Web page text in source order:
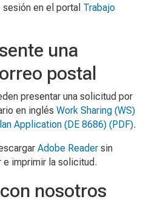
sesión en el portal Trabajo
una
postal
presentar una solicitud por
en inglés Work Sharing (WS)
Application (DE 8686) (PDF).
Adobe Reader sin
e imprimir la solicitud.
nosotros